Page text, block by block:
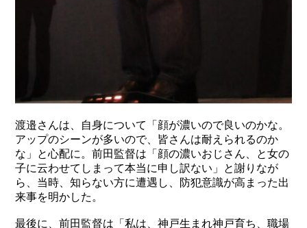
渡邉さんは、自身について「顔が濃いので良いのかな。
アップのシーンが多いので、皆さんは耐えられるのか
な」と心配に。前田監督は「顔の濃いおじさん、と女の
子に云わせてしまって本当に申し訳ない」と謝りなが
ら、当時、知らない方に遭遇し、防犯意識が高まった出
来事を明かした。
最後に、前田監督は「私は、神戸生まれ神戸育ち、職場